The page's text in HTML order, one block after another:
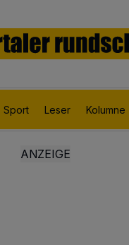
Sport Leser Kolumne